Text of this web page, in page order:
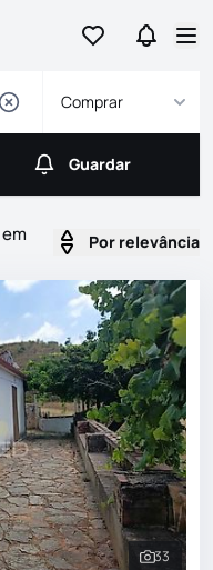
Ir para osIr para
Comprar
Guardar
Guardar
Por relevância
Ver
33